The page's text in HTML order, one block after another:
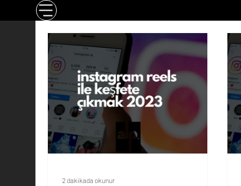
2 dakikada okunur